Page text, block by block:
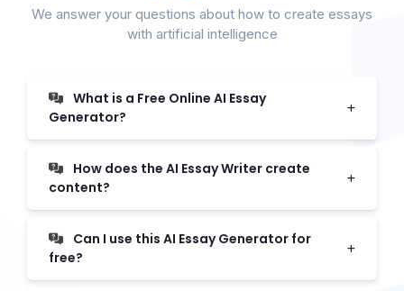
We answer your questions about how to create essays
with artificial intelligence
What is a Free Online AI Essay
Generator?
How does the AI Essay Writer create
content?
Can I use this AI Essay Generator for
free?